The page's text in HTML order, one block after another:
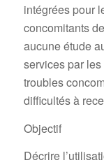
intégrées pour
concomitants
aucune étude
services par
troubles
difficultés à
Objectif
Décrire